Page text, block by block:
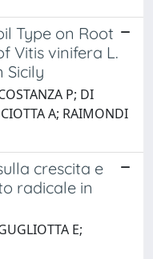
Type on Root
Vitis vinifera L.
Sicily
P; DI
A; RAIMONDI
crescita e
radicale in
E;